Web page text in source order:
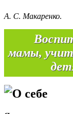
А. С. Макаренко.
мамы,
О себе